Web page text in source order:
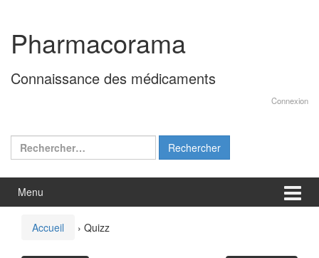
contenu
menu
principal
Pharmacorama
Connaissance des médicaments
Connexion
Rechercher :
Menu
Accueil › Quizz